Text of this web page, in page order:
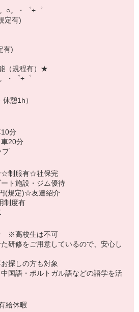
ニング・官公庁案件
ンタン面接OK！
ード対応。
○。・゜+゜
定有)
有)
（規程有）★
・゜+゜
憩1h）
10分
車20分
プ
制服有☆社保完
ト施設・ジム優待
(規定)☆友達紹介
制度有
※高校生は不可
研修をご用意しているので、安心し
探しの方も対象
国語・ポルトガル語などの語学を活
給休暇